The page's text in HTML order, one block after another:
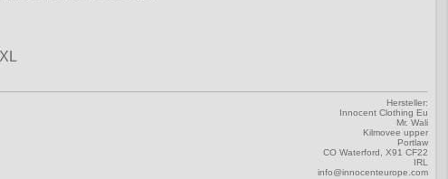
Hersteller:
Innocent Clothing Eu
Mr. Wali
Kilmovee upper
Portlaw
CO Waterford, X91 CF22
IRL
info@innocenteurope.com